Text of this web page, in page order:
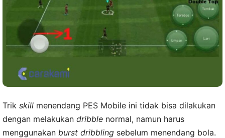
Trik skill menendang PES Mobile ini tidak bisa dilakukan
dengan melakukan dribble normal, namun harus
menggunakan burst dribbling sebelum menendang bola.